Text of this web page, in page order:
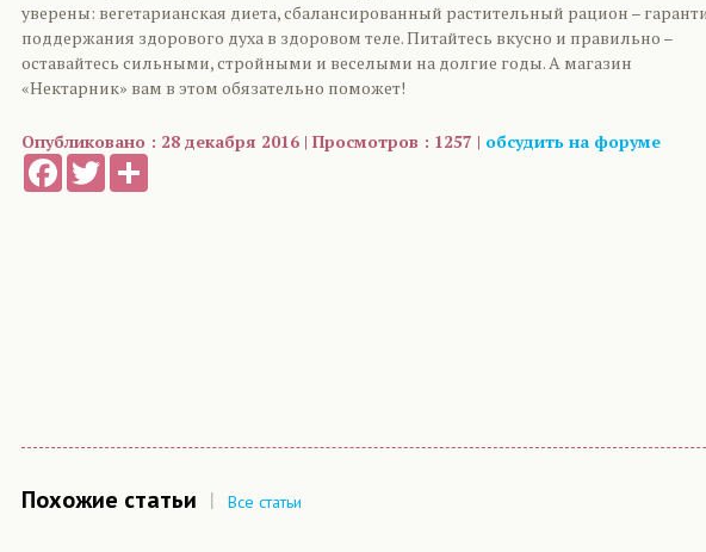
уверены: вегетарианская диета, сбалансированный растительный рацион –
поддержания здорового духа в здоровом теле. Питайтесь вкусно и правильно –
оставайтесь сильными, стройными и веселыми на долгие годы. А магазин
«Нектарник» вам в этом обязательно поможет!
Опубликовано : 28 декабря 2016 | Просмотров : 1257 | обсудить на форуме
FacebookTwitter
Похожие статьи | Все статьи